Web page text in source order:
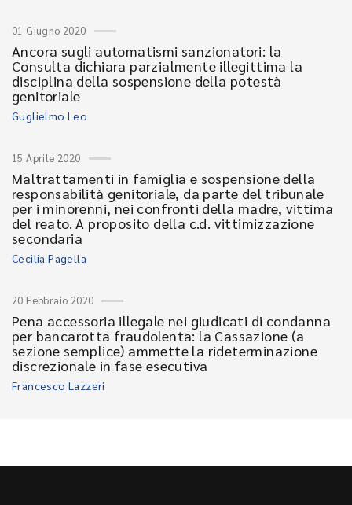
01 Giugno 2020
Ancora sugli automatismi sanzionatori: la
Consulta dichiara parzialmente illegittima la
disciplina della sospensione della potestà
genitoriale
Guglielmo Leo
15 Aprile 2020
Maltrattamenti in famiglia e sospensione della
responsabilità genitoriale, da parte del tribunale
per i minorenni, nei confronti della madre, vittima
del reato. A proposito della c.d. vittimizzazione
secondaria
Cecilia Pagella
20 Febbraio 2020
Pena accessoria illegale nei giudicati di condanna
per bancarotta fraudolenta: la Cassazione (a
sezione semplice) ammette la rideterminazione
discrezionale in fase esecutiva
Francesco Lazzeri